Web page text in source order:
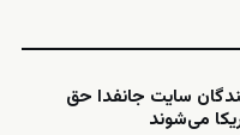
سایت جانفدا حق
می‌شوند